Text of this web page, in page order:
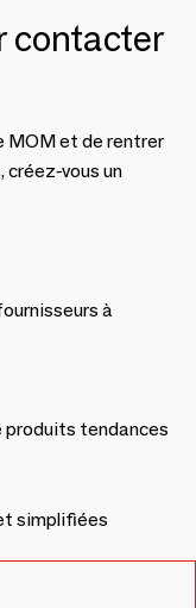
contacter
MOM et de rentrer
créez-vous un
à
tendances
simplifiées